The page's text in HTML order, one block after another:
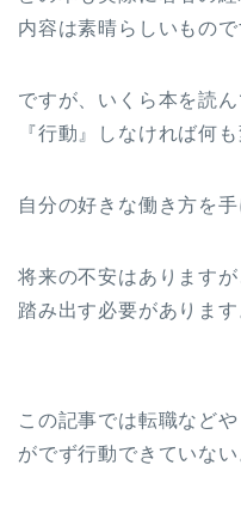
内容は素晴らしいもので
ですが、いくら本を読
『行動』しなければ何も
自分の好きな働き方を
将来の不安はあります
踏み出す必要があります
この記事では転職など
がでず行動できていない